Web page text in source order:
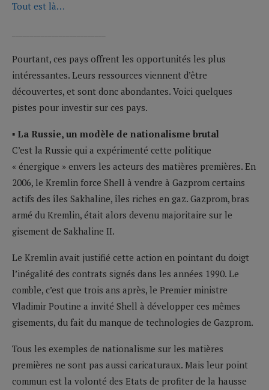
Tout est là…
Pourtant, ces pays offrent les opportunités les plus
intéressantes. Leurs ressources viennent d’être
découvertes, et sont donc abondantes. Voici quelques
pistes pour investir sur ces pays.
▪ La Russie, un modèle de nationalisme brutal
C’est la Russie qui a expérimenté cette politique
« énergique » envers les acteurs des matières premières. En
2006, le Kremlin force Shell à vendre à Gazprom certains
actifs des îles Sakhaline, îles riches en gaz. Gazprom, bras
armé du Kremlin, était alors devenu majoritaire sur le
gisement de Sakhaline II.
Le Kremlin avait justifié cette action en pointant du doigt
l’inégalité des contrats signés dans les années 1990. Le
comble, c’est que trois ans après, le Premier ministre
Vladimir Poutine a invité Shell à développer ces mêmes
gisements, du fait du manque de technologies de Gazprom.
Tous les exemples de nationalisme sur les matières
premières ne sont pas aussi caricaturaux. Mais leur point
commun est la volonté des Etats de profiter de la hausse